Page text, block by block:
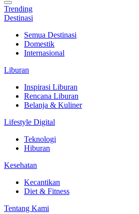
Trending
Destinasi
Semua Destinasi
Domestik
Internasional
Liburan
Inspirasi Liburan
Rencana Liburan
Belanja & Kuliner
Lifestyle Digital
Teknologi
Hiburan
Kesehatan
Kecantikan
Diet & Fitness
Tentang Kami